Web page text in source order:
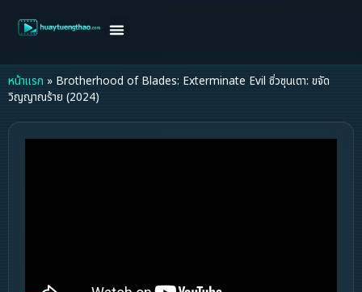
หน้าแรก » Brotherhood of Blades: Exterminate Evil ซิ่วซุนเตา: ขจัด
วิญญาณร้าย (2024)